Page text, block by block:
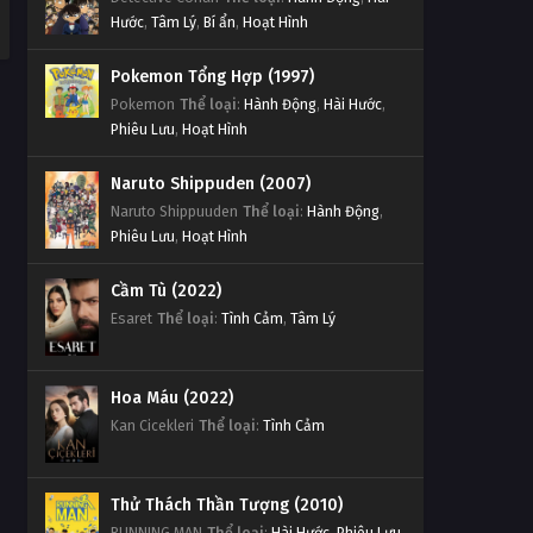
Hước, Tâm Lý, Bí ẩn, Hoạt Hình
Pokemon Tổng Hợp (1997)
Pokemon Thể loại: Hành Động, Hài Hước,
Phiêu Lưu, Hoạt Hình
Naruto Shippuden (2007)
Naruto Shippuuden Thể loại: Hành Động,
Phiêu Lưu, Hoạt Hình
Cầm Tù (2022)
Esaret Thể loại: Tình Cảm, Tâm Lý
Hoa Máu (2022)
Kan Cicekleri Thể loại: Tình Cảm
Thử Thách Thần Tượng (2010)